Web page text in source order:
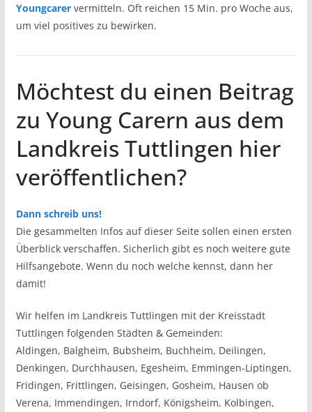
Youngcarervermitteln. Oft reichen 15 Min. pro Woche aus,
um viel positives zu bewirken.
Möchtest du einen Beitrag
zu Young Carern aus dem
Landkreis Tuttlingen hier
veröffentlichen?
Dann schreib uns!
Die gesammelten Infos auf dieser Seite sollen einen ersten
Überblick verschaffen. Sicherlich gibt es noch weitere gute
Hilfsangebote. Wenn du noch welche kennst, dann her
damit!
Wir helfen im Landkreis Tuttlingen mit der Kreisstadt
Tuttlingen folgenden Städten & Gemeinden:
Aldingen, Balgheim, Bubsheim, Buchheim, Deilingen,
Denkingen, Durchhausen, Egesheim, Emmingen-Liptingen,
Fridingen, Frittlingen, Geisingen, Gosheim, Hausen ob
Verena, Immendingen, Irndorf, Königsheim, Kolbingen,